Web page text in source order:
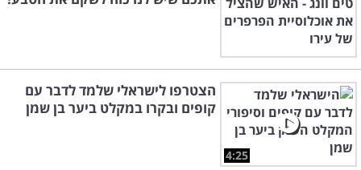
4:25
הצטרפו לישראלי שלמד לדבר עם
קופים ובקרו במקלט ביער בן שמן